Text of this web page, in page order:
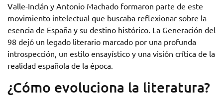
Valle-Inclán y Antonio Machado formaron parte de este
movimiento intelectual que buscaba reflexionar sobre la
esencia de España y su destino histórico. La Generación del
98 dejó un legado literario marcado por una profunda
introspección, un estilo ensayístico y una visión crítica de la
realidad española de la época.
¿Cómo evoluciona la literatura?